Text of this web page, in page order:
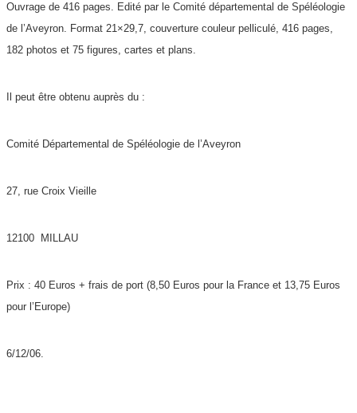
Ouvrage de 416 pages. Edité par le Comité départemental de Spéléologie
de l’Aveyron. Format 21×29,7, couverture couleur pelliculé, 416 pages,
182 photos et 75 figures, cartes et plans.
Il peut être obtenu auprès du :
Comité Départemental de Spéléologie de l’Aveyron
27, rue Croix Vieille
12100 MILLAU
Prix : 40 Euros + frais de port (8,50 Euros pour la France et 13,75 Euros
pour l’Europe)
6/12/06.